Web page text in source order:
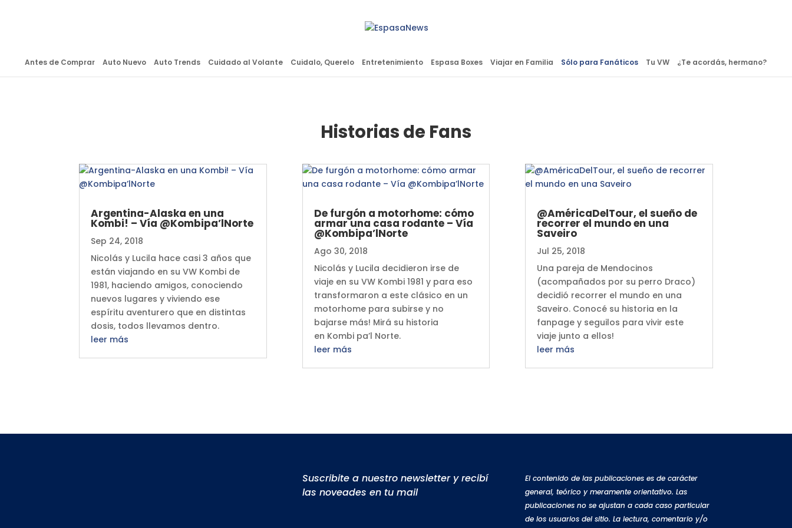
Antes de Comprar Auto Nuevo Auto Trends Cuidado al Volante Cuidalo, Querelo Entretenimiento Espasa Boxes Viajar en Familia Sólo para Fanáticos Tu VW ¿Te acordás, hermano?
Historias de Fans
Argentina-Alaska en una
Kombi! – Vía @Kombipa’lNorte
Sep 24, 2018
Nicolás y Lucila hace casi 3 años que
están viajando en su VW Kombi de
1981, haciendo amigos, conociendo
nuevos lugares y viviendo ese
espíritu aventurero que en distintas
dosis, todos llevamos dentro.
leer más
De furgón a motorhome: cómo
armar una casa rodante – Vía
@Kombipa’lNorte
Ago 30, 2018
Nicolás y Lucila decidieron irse de
viaje en su VW Kombi 1981 y para eso
transformaron a este clásico en un
motorhome para subirse y no
bajarse más! Mirá su historia
en Kombi pa’l Norte.
leer más
@AméricaDelTour, el sueño de
recorrer el mundo en una
Saveiro
Jul 25, 2018
Una pareja de Mendocinos
(acompañados por su perro Draco)
decidió recorrer el mundo en una
Saveiro. Conocé su historia en la
fanpage y seguilos para vivir este
viaje junto a ellos!
leer más
Suscribite a nuestro newsletter y recibí
las noveades en tu mail
El contenido de las publicaciones es de carácter
general, teórico y meramente orientativo. Las
publicaciones no se ajustan a cada caso particular
de los usuarios del sitio. La lectura, comentario y/o